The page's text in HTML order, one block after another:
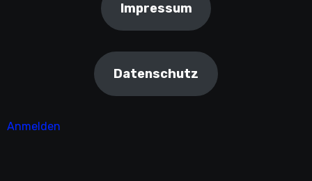
Impressum
Datenschutz
Anmelden